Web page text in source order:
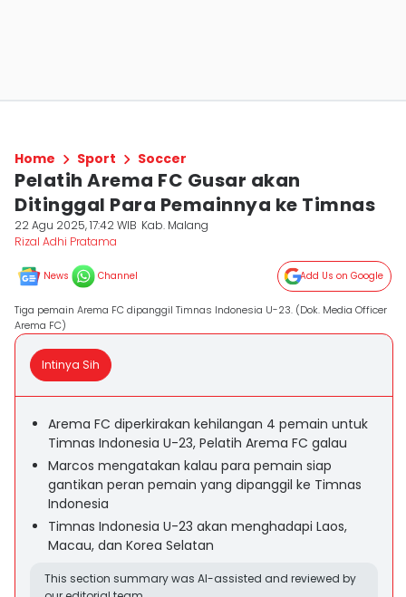
Home Sport Soccer
Pelatih Arema FC Gusar akan
Ditinggal Para Pemainnya ke Timnas
22 Agu 2025, 17:42 WIB Kab. Malang
Rizal Adhi Pratama
News Channel Add Us on Google
Tiga pemain Arema FC dipanggil Timnas Indonesia U-23. (Dok. Media Officer
Arema FC)
Intinya Sih
Arema FC diperkirakan kehilangan 4 pemain untuk
Timnas Indonesia U-23, Pelatih Arema FC galau
Marcos mengatakan kalau para pemain siap
gantikan peran pemain yang dipanggil ke Timnas
Indonesia
Timnas Indonesia U-23 akan menghadapi Laos,
Macau, dan Korea Selatan
This section summary was AI-assisted and reviewed by